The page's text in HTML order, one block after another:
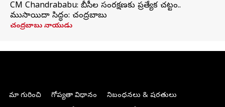
CM Chandrababu: బీసీల సంరక్షణకు ప్రత్యేక చట్టం..
ముసాయిదా సిద్ధం: చంద్రబాబు
చంద్రబాబు నాయుడు
మా గురించి గోప్యతా విధానం
నిబంధనలు & షరతులు